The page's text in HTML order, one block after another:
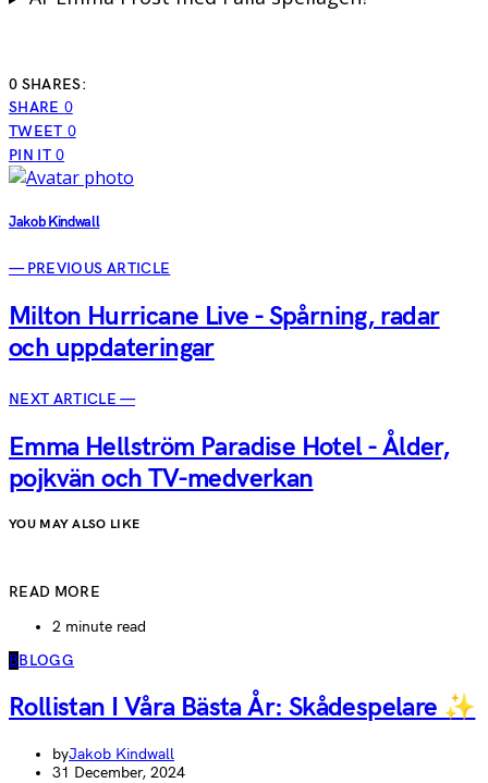
0 SHARES:
SHARE 0
TWEET 0
PIN IT 0
Jakob Kindwall
— PREVIOUS ARTICLE
Milton Hurricane Live - Spårning, radar
och uppdateringar
NEXT ARTICLE —
Emma Hellström Paradise Hotel - Ålder,
pojkvän och TV-medverkan
YOU MAY ALSO LIKE
READ MORE
2 minute read
BBLOGG
Rollistan I Våra Bästa År: Skådespelare ✨
byJakob Kindwall
31 December, 2024